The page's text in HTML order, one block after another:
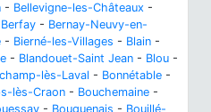
- Bellevigne-les-Châteaux -
Berfay - Bernay-Neuvy-en-
- Bierné-les-Villages - Blain -
- Blandouet-Saint Jean - Blou -
lès-Laval - Bonnétable -
lès-Craon - Bouchemaine -
- Bouguenais - Bouillé-